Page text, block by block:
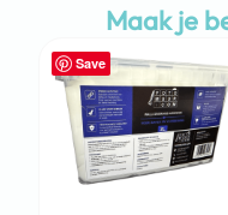
Maak je
Save